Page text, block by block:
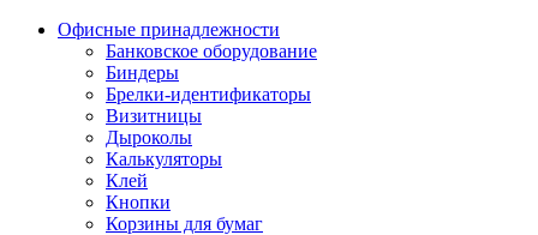
Офисные принадлежности
Банковское оборудование
Биндеры
Брелки-идентификаторы
Визитницы
Дыроколы
Калькуляторы
Клей
Кнопки
Корзины для бумаг